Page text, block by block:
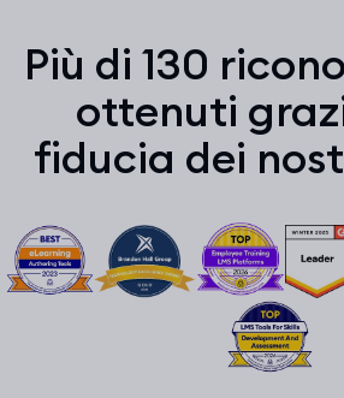
Più di 130
ottenuti
fiducia dei